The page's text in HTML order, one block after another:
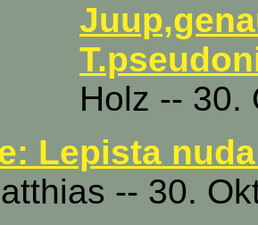
Holz -- 30.
Lepista
-- 30.